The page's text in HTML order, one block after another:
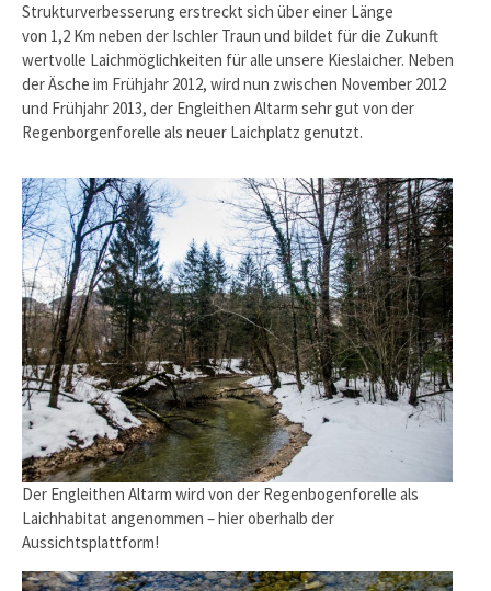
Strukturverbesserung erstreckt sich über einer Länge
von 1,2 Km neben der Ischler Traun und bildet für die Zukunft
wertvolle Laichmöglichkeiten für alle unsere Kieslaicher. Neben
der Äsche im Frühjahr 2012, wird nun zwischen November 2012
und Frühjahr 2013, der Engleithen Altarm sehr gut von der
Regenborgenforelle als neuer Laichplatz genutzt.
Der Engleithen Altarm wird von der Regenbogenforelle als
Laichhabitat angenommen – hier oberhalb der
Aussichtsplattform!